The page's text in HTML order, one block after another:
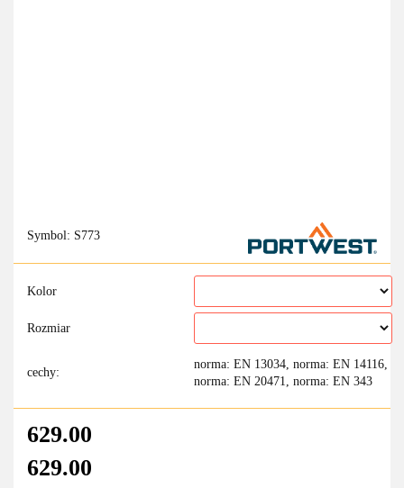
Symbol: S773
Kolor
Rozmiar
cechy:
norma: EN 13034, norma: EN 14116,
norma: EN 20471, norma: EN 343
629.00
629.00